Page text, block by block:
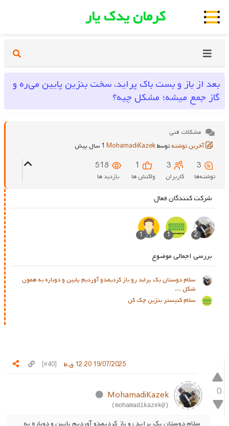
کرمان یدک یار
بعد از باز و بست باک پراید، سخت بنزین پایین می‌ره و
گاز جمع میشه؛ مشکل چیه؟
مشکلات فنی
آخرین نوشته توسطMohamadiKazek 1 سال پیش
3
نوشته‌ها
3
کاربران
1
واکنش ها
518
بازدید ها
شرکت کنندگان فعال
2
1
1
بررسی اجمالی موضوع
سلام دوستان بک پراید رو باز کردیمذو آوردیم پایین و دوباره به همون
شکل ...
سلام کنیستر بنزین چک کن
0
[#40] 19/07/2025 12:20 ق.ظ
MohamadiKazek
(@mohamadikazek)